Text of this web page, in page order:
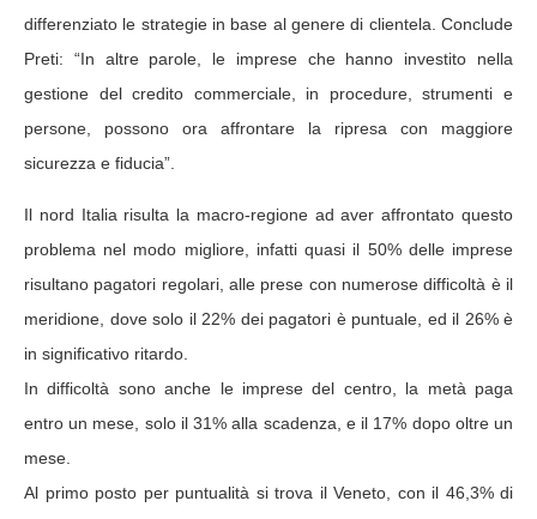
differenziato le strategie in base al genere di clientela. Conclude
Preti: “In altre parole, le imprese che hanno investito nella
gestione del credito commerciale, in procedure, strumenti e
persone, possono ora affrontare la ripresa con maggiore
sicurezza e fiducia”.
Il nord Italia risulta la macro-regione ad aver affrontato questo
problema nel modo migliore, infatti quasi il 50% delle imprese
risultano pagatori regolari, alle prese con numerose difficoltà è il
meridione, dove solo il 22% dei pagatori è puntuale, ed il 26% è
in significativo ritardo.
In difficoltà sono anche le imprese del centro, la metà paga
entro un mese, solo il 31% alla scadenza, e il 17% dopo oltre un
mese.
Al primo posto per puntualità si trova il Veneto, con il 46,3% di